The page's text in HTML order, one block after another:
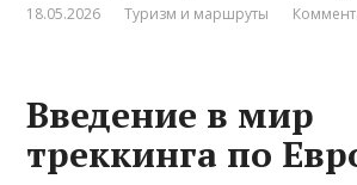
18.05.2026 Туризм и маршруты
Введение в мир
треккинга по